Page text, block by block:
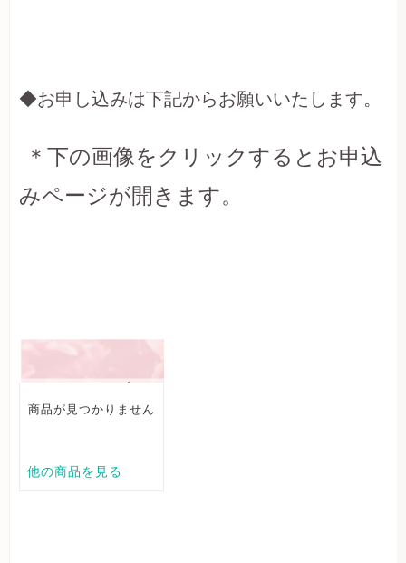
◆お申し込みは下記からお願いいたします。
＊下の画像をクリックするとお申込
みページが開きます。